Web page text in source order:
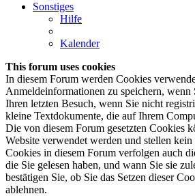
Sonstiges
Hilfe
Kalender
This forum uses cookies
In diesem Forum werden Cookies
Anmeldeinformationen zu speichern, wenn
Ihren letzten Besuch, wenn Sie nicht
kleine Textdokumente, die auf Ihrem
Die von diesem Forum gesetzten Cookies
Website verwendet werden und stellen
Cookies in diesem Forum verfolgen auch
die Sie gelesen haben, und wann Sie sie
bestätigen Sie, ob Sie das Setzen dieser
ablehnen.